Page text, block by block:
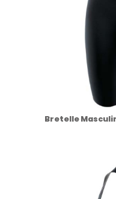
Bretelle